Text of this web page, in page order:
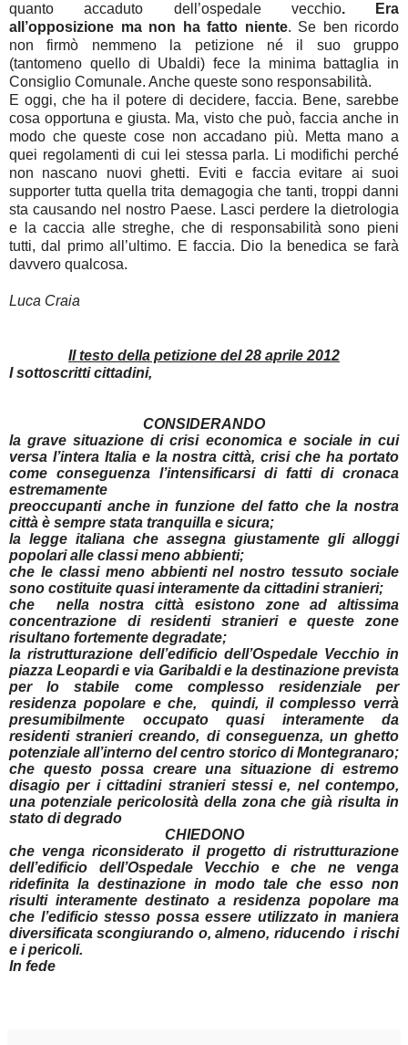
quanto accaduto dell’ospedale vecchio. Era
all’opposizione ma non ha fatto niente. Se ben ricordo
non firmò nemmeno la petizione né il suo gruppo
(tantomeno quello di Ubaldi) fece la minima battaglia in
Consiglio Comunale. Anche queste sono responsabilità.
E oggi, che ha il potere di decidere, faccia. Bene, sarebbe
cosa opportuna e giusta. Ma, visto che può, faccia anche in
modo che queste cose non accadano più. Metta mano a
quei regolamenti di cui lei stessa parla. Li modifichi perché
non nascano nuovi ghetti. Eviti e faccia evitare ai suoi
supporter tutta quella trita demagogia che tanti, troppi danni
sta causando nel nostro Paese. Lasci perdere la dietrologia
e la caccia alle streghe, che di responsabilità sono pieni
tutti, dal primo all’ultimo. E faccia. Dio la benedica se farà
davvero qualcosa.
Luca Craia
Il testo della petizione del 28 aprile 2012
I sottoscritti cittadini,
CONSIDERANDO
la grave situazione di crisi economica e sociale in cui
versa l’intera Italia e la nostra città, crisi che ha portato
come conseguenza l’intensificarsi di fatti di cronaca
estremamente
preoccupanti anche in funzione del fatto che la nostra
città è sempre stata tranquilla e sicura;
la legge italiana che assegna giustamente gli alloggi
popolari alle classi meno abbienti;
che le classi meno abbienti nel nostro tessuto sociale
sono costituite quasi interamente da cittadini stranieri;
che nella nostra città esistono zone ad altissima
concentrazione di residenti stranieri e queste zone
risultano fortemente degradate;
la ristrutturazione dell’edificio dell’Ospedale Vecchio in
piazza Leopardi e via Garibaldi e la destinazione prevista
per lo stabile come complesso residenziale per
residenza popolare e che, quindi, il complesso verrà
presumibilmente occupato quasi interamente da
residenti stranieri creando, di conseguenza, un ghetto
potenziale all’interno del centro storico di Montegranaro;
che questo possa creare una situazione di estremo
disagio per i cittadini stranieri stessi e, nel contempo,
una potenziale pericolosità della zona che già risulta in
stato di degrado
CHIEDONO
che venga riconsiderato il progetto di ristrutturazione
dell’edificio dell’Ospedale Vecchio e che ne venga
ridefinita la destinazione in modo tale che esso non
risulti interamente destinato a residenza popolare ma
che l’edificio stesso possa essere utilizzato in maniera
diversificata scongiurando o, almeno, riducendo i rischi
e i pericoli.
In fede